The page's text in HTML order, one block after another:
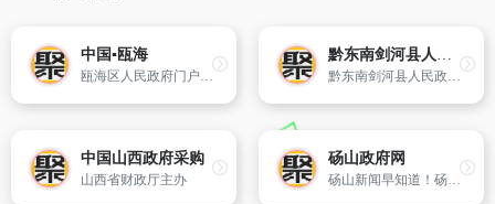
中国▪瓯海
瓯海区人民政府门户网站
黔东南剑河县人民政府
黔东南剑河县人民政府官方网站
中国山西政府采购
山西省财政厅主办
砀山政府网
砀山新闻早知道！砀山县政府网（www.dangshan.gov.cn）是砀山县委、县政府官方网站,砀山县唯一的重点新闻门户网站。